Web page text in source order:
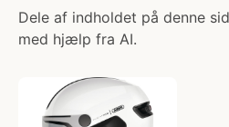
Dele af indholdet på denne
med hjælp fra AI.